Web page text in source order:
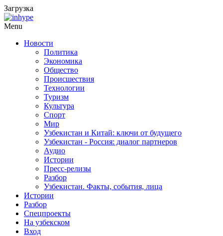
Загрузка
Menu
Новости
Политика
Экономика
Общество
Происшествия
Технологии
Туризм
Культура
Спорт
Мир
Узбекистан и Китай: ключи от будущего
Узбекистан - Россия: диалог партнеров
Аудио
Истории
Пресс-релизы
Разбор
Узбекистан. Факты, события, лица
Истории
Разбор
Спецпроекты
На узбекском
Вход